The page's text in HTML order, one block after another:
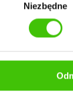
Niezbędne
upów
które